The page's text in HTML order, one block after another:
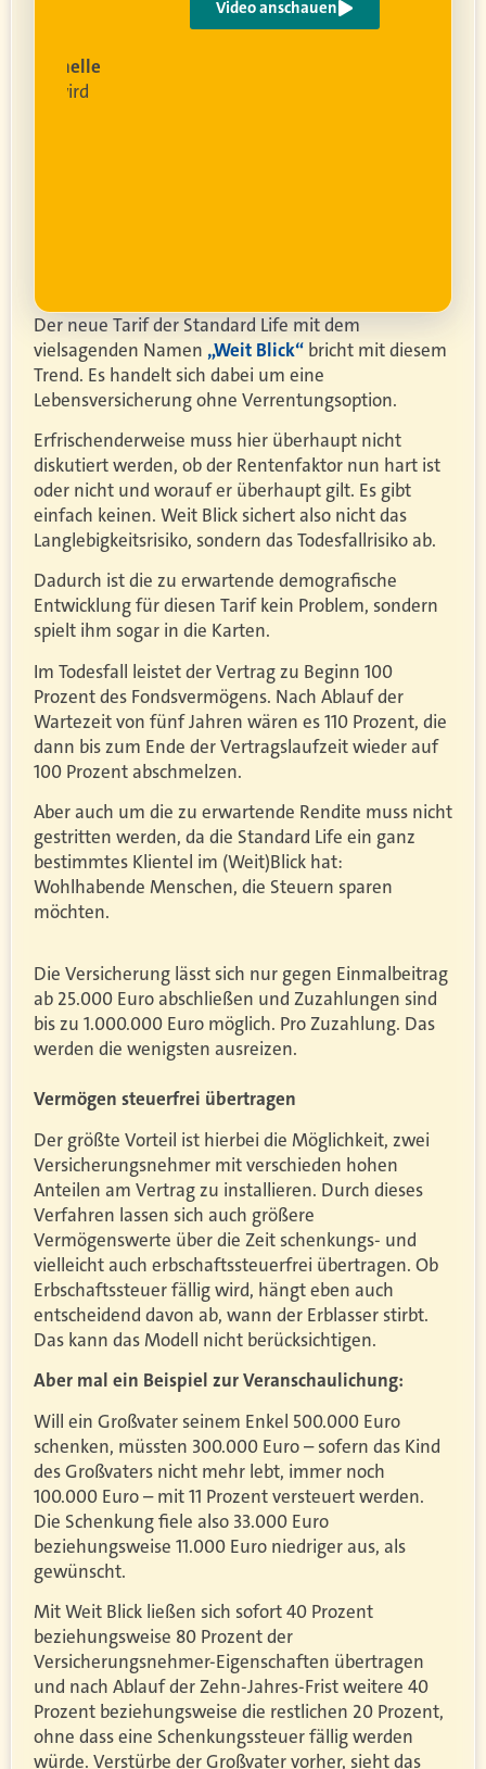
wird
Video anschauen
Der neue Tarif der Standard Life mit dem
vielsagenden Namen „Weit Blick“ bricht mit diesem
Trend. Es handelt sich dabei um eine
Lebensversicherung ohne Verrentungsoption.
Erfrischenderweise muss hier überhaupt nicht
diskutiert werden, ob der Rentenfaktor nun hart ist
oder nicht und worauf er überhaupt gilt. Es gibt
einfach keinen. Weit Blick sichert also nicht das
Langlebigkeitsrisiko, sondern das Todesfallrisiko ab.
Dadurch ist die zu erwartende demografische
Entwicklung für diesen Tarif kein Problem, sondern
spielt ihm sogar in die Karten.
Im Todesfall leistet der Vertrag zu Beginn 100
Prozent des Fondsvermögens. Nach Ablauf der
Wartezeit von fünf Jahren wären es 110 Prozent, die
dann bis zum Ende der Vertragslaufzeit wieder auf
100 Prozent abschmelzen.
Aber auch um die zu erwartende Rendite muss nicht
gestritten werden, da die Standard Life ein ganz
bestimmtes Klientel im (Weit)Blick hat:
Wohlhabende Menschen, die Steuern sparen
möchten.
Die Versicherung lässt sich nur gegen Einmalbeitrag
ab 25.000 Euro abschließen und Zuzahlungen sind
bis zu 1.000.000 Euro möglich. Pro Zuzahlung. Das
werden die wenigsten ausreizen.
Vermögen steuerfrei übertragen
Der größte Vorteil ist hierbei die Möglichkeit, zwei
Versicherungsnehmer mit verschieden hohen
Anteilen am Vertrag zu installieren. Durch dieses
Verfahren lassen sich auch größere
Vermögenswerte über die Zeit schenkungs- und
vielleicht auch erbschaftssteuerfrei übertragen. Ob
Erbschaftssteuer fällig wird, hängt eben auch
entscheidend davon ab, wann der Erblasser stirbt.
Das kann das Modell nicht berücksichtigen.
Aber mal ein Beispiel zur Veranschaulichung:
Will ein Großvater seinem Enkel 500.000 Euro
schenken, müssten 300.000 Euro – sofern das Kind
des Großvaters nicht mehr lebt, immer noch
100.000 Euro – mit 11 Prozent versteuert werden.
Die Schenkung fiele also 33.000 Euro
beziehungsweise 11.000 Euro niedriger aus, als
gewünscht.
Mit Weit Blick ließen sich sofort 40 Prozent
beziehungsweise 80 Prozent der
Versicherungsnehmer-Eigenschaften übertragen
und nach Ablauf der Zehn-Jahres-Frist weitere 40
Prozent beziehungsweise die restlichen 20 Prozent,
ohne dass eine Schenkungssteuer fällig werden
würde. Verstürbe der Großvater vorher, sieht das